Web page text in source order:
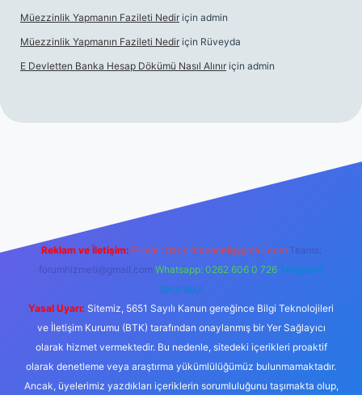
Müezzinlik Yapmanın Fazileti Nedir için admin
Müezzinlik Yapmanın Fazileti Nedir için Rüveyda
E Devletten Banka Hesap Dökümü Nasıl Alınır için admin
Reklam ve İletişim: E-mail: backlinkpaneli@gmail.com Teams:
forumhizmeti@gmail.com Whatsapp: 0262 606 0 726 Telegram:
@karabul
Yasal Uyarı: Sitemiz, 5651 Sayılı Kanun gereğince Bilgi Teknolojileri
ve İletişim Kurumu (BTK) tarafından onaylanmış bir Yer Sağlayıcı
olarak hizmet vermektedir. Bu nedenle, sitedeki içerikleri proaktif
olarak denetleme veya araştırma yükümlülüğümüz bulunmamaktadır.
Ancak, üyelerimiz yazdıkları içeriklerin sorumluluğunu taşımakta olup,